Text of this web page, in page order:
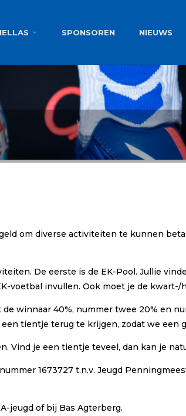
SPONSOREN NIEUWS
om diverse activiteiten te kunnen
De eerste is de EK-Pool. Jullie
voetbal invullen. Ook moet je de
winnaar 40%, nummer twee 20% en
tientje terug te krijgen, zodat we een
Vind je een tientje teveel, dan kan je
1673727 t.n.v. Jeugd
jeugd of bij Bas Agterberg.